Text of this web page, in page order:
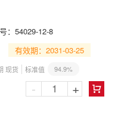
： 54029-12-8
有效期：2031-03-25
现货 标准值 94.9%

- +